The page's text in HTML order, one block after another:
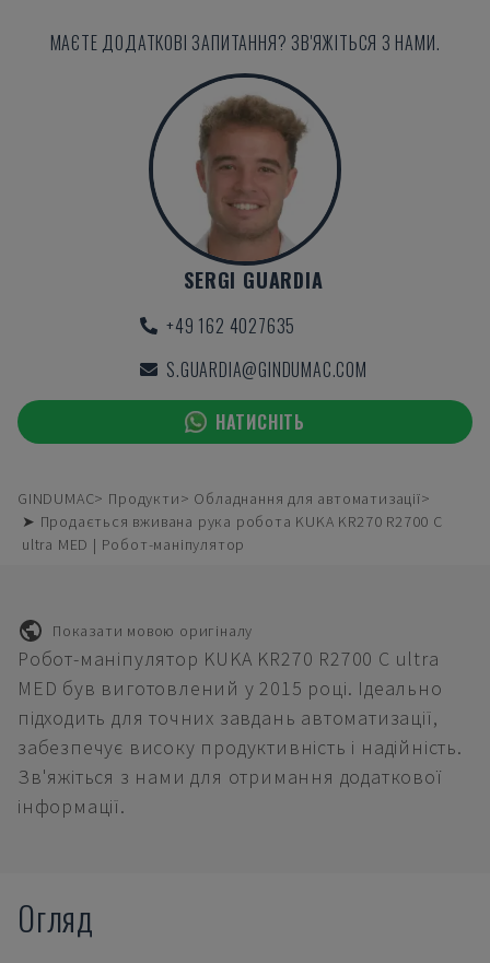
МАЄТЕ ДОДАТКОВІ ЗАПИТАННЯ? ЗВ'ЯЖІТЬСЯ З НАМИ.
SERGI GUARDIA
+49 162 4027635
S.GUARDIA@GINDUMAC.COM
НАТИСНІТЬ
GINDUMAC Продукти
Обладнання для автоматизації
➤ Продається вживана рука робота KUKA KR270 R2700 C
ultra MED | Робот-маніпулятор
Показати мовою оригіналу
Робот-маніпулятор KUKA KR270 R2700 C ultra
MED був виготовлений у 2015 році. Ідеально
підходить для точних завдань автоматизації,
забезпечує високу продуктивність і надійність.
Зв'яжіться з нами для отримання додаткової
інформації.
Огляд